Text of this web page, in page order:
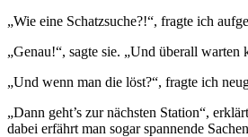
„Wie eine Schatzsuche?!“, fragte ich
„Genau!“, sagte sie. „Und überall warten
„Und wenn man die löst?“, fragte ich
„Dann geht’s zur nächsten Station“,
dabei erfährt man sogar spannende